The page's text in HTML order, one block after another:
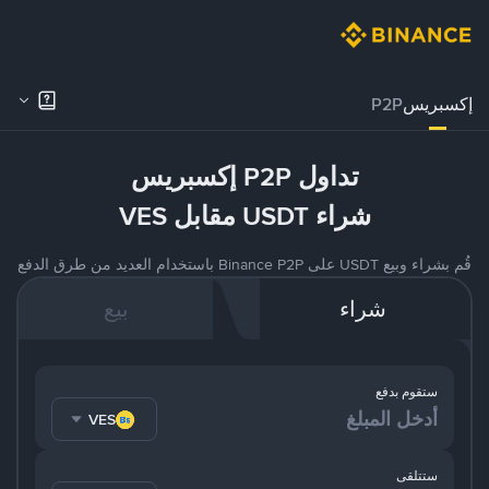
إكسبريسP2P
تداول P2P إكسبريس
شراء USDT مقابل VES
قُم بشراء وبيع USDT على Binance P2P باستخدام العديد من طرق الدفع
شراء بيع
ستقوم بدفع
VES
ستتلقى